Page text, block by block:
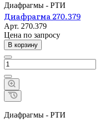
Диафрагмы - РТИ
Диафрагма 270.379
Арт. 270.379
Цена по запросу
В корзину
Диафрагмы - РТИ